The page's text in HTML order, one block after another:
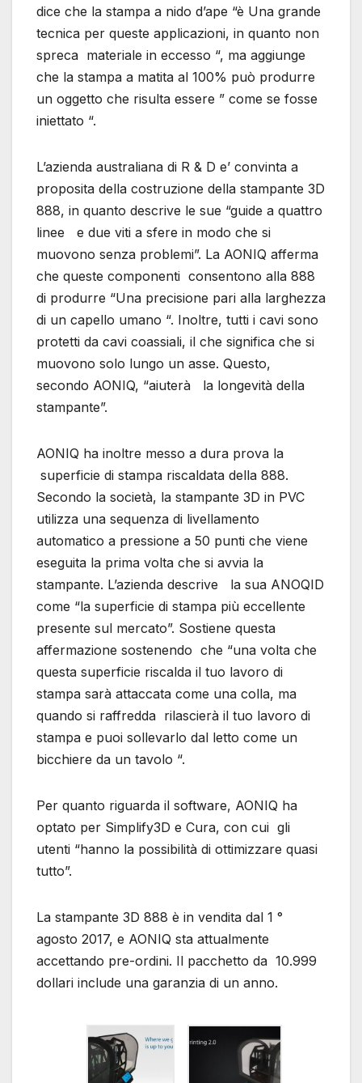
dice che la stampa a nido d’ape “è Una grande
tecnica per queste applicazioni, in quanto non
spreca materiale in eccesso “, ma aggiunge
che la stampa a matita al 100% può produrre
un oggetto che risulta essere ” come se fosse
iniettato “.
L’azienda australiana di R & D e’ convinta a
proposita della costruzione della stampante 3D
888, in quanto descrive le sue “guide a quattro
linee e due viti a sfere in modo che si
muovono senza problemi”. La AONIQ afferma
che queste componenti consentono alla 888
di produrre “Una precisione pari alla larghezza
di un capello umano “. Inoltre, tutti i cavi sono
protetti da cavi coassiali, il che significa che si
muovono solo lungo un asse. Questo,
secondo AONIQ, “aiuterà la longevità della
stampante”.
AONIQ ha inoltre messo a dura prova la
superficie di stampa riscaldata della 888.
Secondo la società, la stampante 3D in PVC
utilizza una sequenza di livellamento
automatico a pressione a 50 punti che viene
eseguita la prima volta che si avvia la
stampante. L’azienda descrive la sua ANOQID
come “la superficie di stampa più eccellente
presente sul mercato”. Sostiene questa
affermazione sostenendo che “una volta che
questa superficie riscalda il tuo lavoro di
stampa sarà attaccata come una colla, ma
quando si raffredda rilascierà il tuo lavoro di
stampa e puoi sollevarlo dal letto come un
bicchiere da un tavolo “.
Per quanto riguarda il software, AONIQ ha
optato per Simplify3D e Cura, con cui gli
utenti “hanno la possibilità di ottimizzare quasi
tutto”.
La stampante 3D 888 è in vendita dal 1 °
agosto 2017, e AONIQ sta attualmente
accettando pre-ordini. Il pacchetto da 10.999
dollari include una garanzia di un anno.